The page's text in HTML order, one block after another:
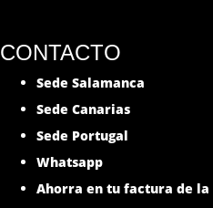
CONTACTO
Sede Salamanca
Sede Canarias
Sede Portugal
Whatsapp
Ahorra en tu factura de la